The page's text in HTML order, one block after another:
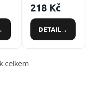
zásahové
obuvi
218 Kč
DETAIL
celkem